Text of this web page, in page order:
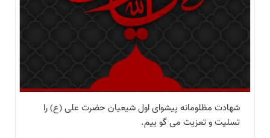
شهادت مظلومانه پیشوای اول شیعیان حضرت علی (ع) را
تسلیت و تعزیت می گو ییم.